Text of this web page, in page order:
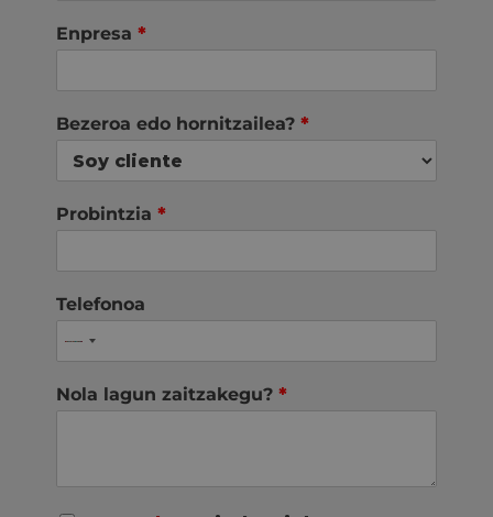
Enpresa *
Bezeroa edo hornitzailea? *
Probintzia *
Telefonoa
Nola lagun zaitzakegu? *